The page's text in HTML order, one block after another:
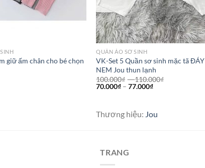
giữ ấm chân cho bé chọn
QUẦN ÁO SƠ SINH
VK-Set 5 Quần sơ sinh mặc tã ĐÁY
NEM Jou thun lạnh
100.000₫ –110.000₫
70.000₫ –77.000₫
Thương hiệu: Jou
TRANG